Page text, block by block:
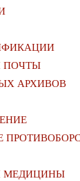
ПОЧТЫ
АРХИВОВ
МЕДИЦИНЫ